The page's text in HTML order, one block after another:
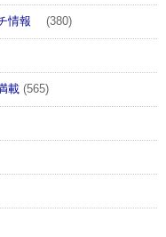
情報 (380)
載 (565)